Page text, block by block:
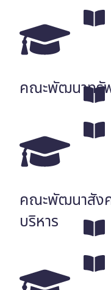
คณะพัฒนาทรั
คณะพัฒนาสัง
บริหาร